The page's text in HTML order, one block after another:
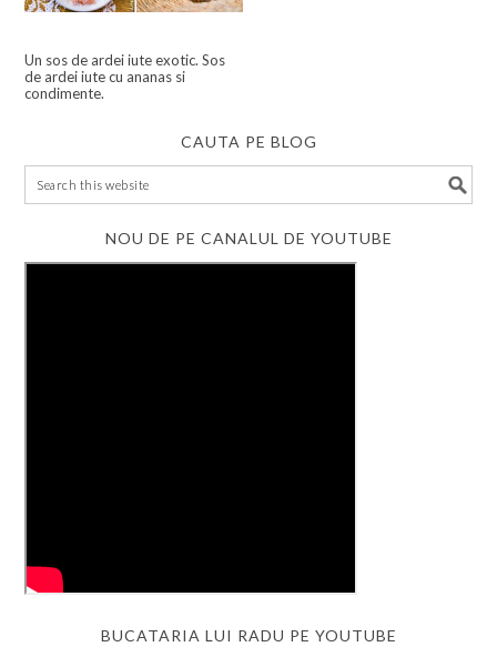
Un sos de ardei iute exotic. Sos
de ardei iute cu ananas si
condimente.
CAUTA PE BLOG
NOU DE PE CANALUL DE YOUTUBE
BUCATARIA LUI RADU PE YOUTUBE